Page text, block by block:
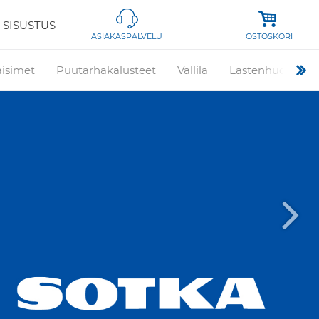
ASIAKASPALVELU OSTOSKORI
Puutarhakalusteet Vallila Lastenhuone